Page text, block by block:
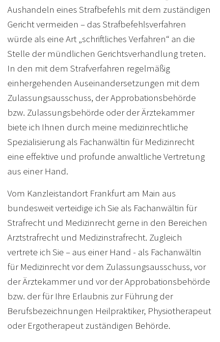
Aushandeln eines Strafbefehls mit dem zuständigen
Gericht vermeiden – das Strafbefehlsverfahren
würde als eine Art „schriftliches Verfahren“ an die
Stelle der mündlichen Gerichtsverhandlung treten.
In den mit dem Strafverfahren regelmäßig
einhergehenden Auseinandersetzungen mit dem
Zulassungsausschuss, der Approbationsbehörde
bzw. Zulassungsbehörde oder der Ärztekammer
biete ich Ihnen durch meine medizinrechtliche
Spezialisierung als Fachanwältin für Medizinrecht
eine effektive und profunde anwaltliche Vertretung
aus einer Hand.
Vom Kanzleistandort Frankfurt am Main aus
bundesweit verteidige ich Sie als Fachanwältin für
Strafrecht und Medizinrecht gerne in den Bereichen
Arztstrafrecht und Medizinstrafrecht. Zugleich
vertrete ich Sie – aus einer Hand - als Fachanwältin
für Medizinrecht vor dem Zulassungsausschuss, vor
der Ärztekammer und vor der Approbationsbehörde
bzw. der für Ihre Erlaubnis zur Führung der
Berufsbezeichnungen Heilpraktiker, Physiotherapeut
oder Ergotherapeut zuständigen Behörde.